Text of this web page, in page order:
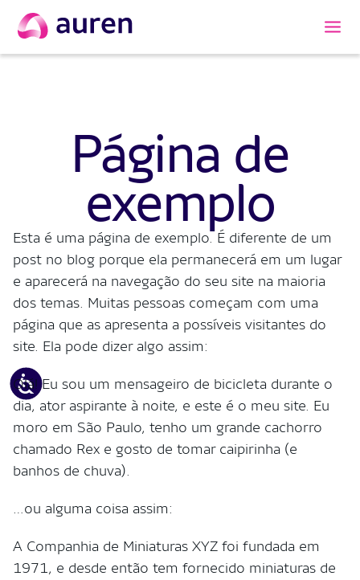
Página de
exemplo
Esta é uma página de exemplo. É diferente de um
post no blog porque ela permanecerá em um lugar
e aparecerá na navegação do seu site na maioria
dos temas. Muitas pessoas começam com uma
página que as apresenta a possíveis visitantes do
site. Ela pode dizer algo assim:
Olá! Eu sou um mensageiro de bicicleta durante o
dia, ator aspirante à noite, e este é o meu site. Eu
moro em São Paulo, tenho um grande cachorro
chamado Rex e gosto de tomar caipirinha (e
banhos de chuva).
…ou alguma coisa assim:
A Companhia de Miniaturas XYZ foi fundada em
1971, e desde então tem fornecido miniaturas de